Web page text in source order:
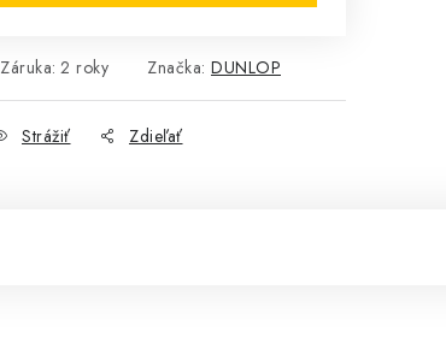
Záruka: 2 roky Značka: DUNLOP
Strážiť Zdieľať